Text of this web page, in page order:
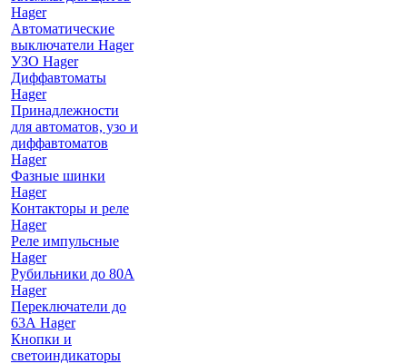
Hager
Автоматические
выключатели Hager
УЗО Hager
Диффавтоматы
Hager
Принадлежности
для автоматов, узо и
диффавтоматов
Hager
Фазные шинки
Hager
Контакторы и реле
Hager
Реле импульсные
Hager
Рубильники до 80А
Hager
Переключатели до
63А Hager
Кнопки и
светоиндикаторы